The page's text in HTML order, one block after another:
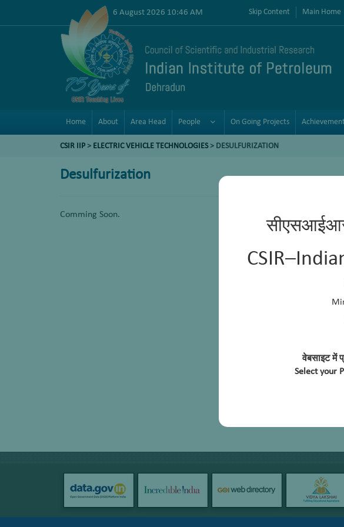
वेबसाइट में
Select your
6 August 2026 10:46 AM Skip Content Main Home
Home About Area Head People On Going Projects
CSIR IIP > ELECTRIC VEHICLE TECHNOLOGIES> DESULFURIZATION
Desulfurization
Comming Soon.